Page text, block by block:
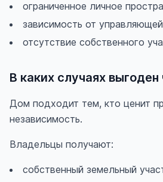
ограниченное личное
зависимость от
отсутствие собственного
В каких случаях
Дом подходит тем, кто ценит
независимость.
Владельцы получают:
собственный земельный